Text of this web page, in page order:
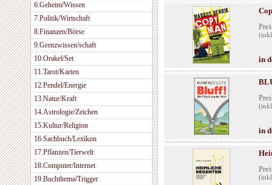
6.Geheim/Wissen
7.Politik/Wirtschaft
8.Finanzen/Börse
9.Grenzwissen/schaft
10.Orakel/Set
11.Tarot/Karten
12.Pendel/Energie
13.Natur/Kraft
14.Astrologie/Zeichen
15.Kultur/Religion
16.Sachbuch/Lexikon
17.Pflanzen/Tierwelt
18.Computer/Internet
19.Buchthema/Trigger
in
in